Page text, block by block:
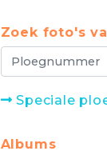
Zoek foto's
Speciale
Albums